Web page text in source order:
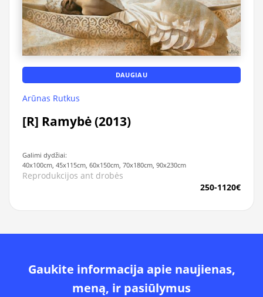
DAUGIAU
Arūnas Rutkus
[R] Ramybė (2013)
Galimi dydžiai:
40x100cm, 45x115cm, 60x150cm, 70x180cm, 90x230cm
Reprodukcijos ant drobės
250-1120€
Gaukite informacija apie naujienas,
meną, ir pasiūlymus